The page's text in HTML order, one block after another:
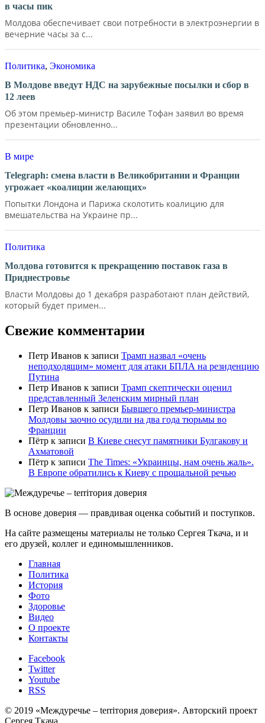
в часы пик
Молдова обеспечивает свои потребности в электроэнергии в
вечерние часы за с...
Политика, Экономика
В Молдове введут НДС на зарубежные посылки и сбор в
12 леев
Об этом премьер-министр Василе Тофан заявил во время
презентации обновленно...
В мире
Telegraph: смена власти в Великобритании и Франции
угрожает «коалиции желающих»
Попытки Лондона и Парижа сколотить коалицию для
вмешательства на Украине пр...
Политика
Молдова готовится к прекращению поставок газа в
Приднестровье
Власти Молдовы до 1 декабря разработают план действий,
который будет примен...
Свежие комментарии
Петр Иванов к записи Трамп назвал «очень
неподходящим» момент для атаки БПЛА на резиденцию
Путина
Петр Иванов к записи Трамп скептически оценил
представленный Зеленским мирный план
Петр Иванов к записи Бывшего премьер-министра
Молдовы заочно осудили на два года тюрьмы во
Франции
Пётр к записи В Киеве снесут памятники Булгакову и
Ахматовой
Пётр к записи Тhe Times: «Украинцы, нам очень жаль».
В Европе обратились к Киеву с прощальной речью
В основе доверия — правдивая оценка событий и поступков.
На сайте размещены материалы не только Сергея Ткача, и и
его друзей, коллег и единомышленников.
Главная
Политика
История
Фото
Здоровье
Видео
О проекте
Контакты
Facebook
Twitter
Youtube
RSS
© 2019 «Междуречье – terriтория доверия». Авторский проект
Сергея Ткача